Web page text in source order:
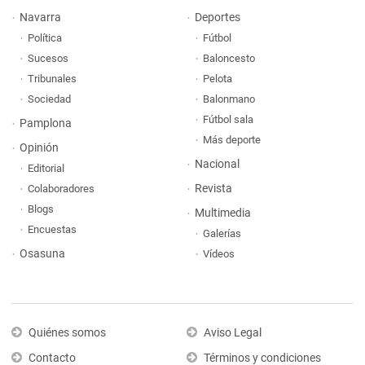
Navarra
Política
Sucesos
Tribunales
Sociedad
Pamplona
Opinión
Editorial
Colaboradores
Blogs
Encuestas
Osasuna
Deportes
Fútbol
Baloncesto
Pelota
Balonmano
Fútbol sala
Más deporte
Nacional
Revista
Multimedia
Galerías
Vídeos
Quiénes somos
Contacto
Aviso Legal
Términos y condiciones